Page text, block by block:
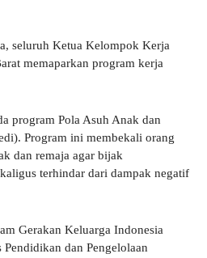
seluruh Ketua Kelompok Kerja
memaparkan program kerja
program Pola Asuh Anak dan
Program ini membekali orang
dan remaja agar bijak
terhindar dari dampak negatif
Gerakan Keluarga Indonesia
dan Pengelolaan